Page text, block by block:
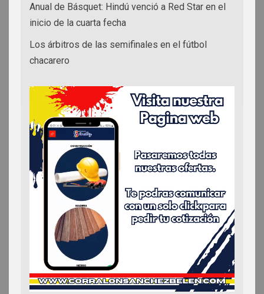
Anual de Básquet: Hindú venció a Red Star en el
inicio de la cuarta fecha
Los árbitros de las semifinales en el fútbol
chacarero